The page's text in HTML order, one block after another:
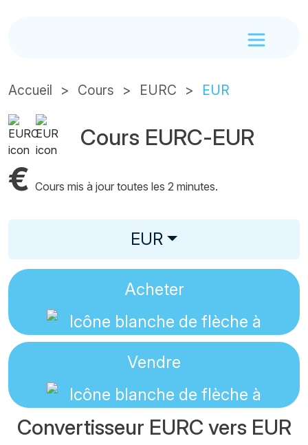
Accueil Cours EURC EUR
Cours EURC-EUR
€ Cours mis à jour toutes les 2 minutes.
EUR
Acheter
Vendre
Convertisseur EURC vers EUR